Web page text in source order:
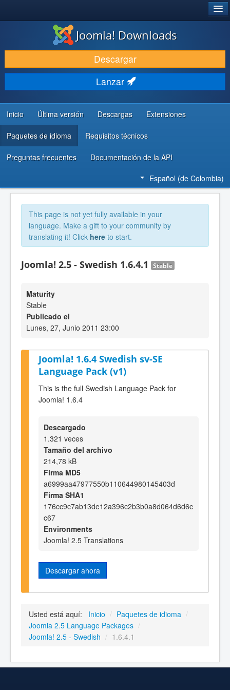
DESCARGAR
DESCUBRE Y APRENDE
COMUNIDAD Y AYUDA
RECURSOS PARA DESARROLLADORES
Joomla! Downloads
Descargar
Lanzar
Inicio Última versión Descargas Extensiones
Paquetes de idioma Requisitos técnicos
Preguntas frecuentes Documentación de la API
Español (de Colombia)
This page is not yet fully available in your
language. Make a gift to your community by
translating it! Click here to start.
Joomla! 2.5 - Swedish 1.6.4.1 Stable
Maturity
Stable
Publicado el
Lunes, 27, Junio 2011 23:00
Joomla! 1.6.4 Swedish sv-SE
Language Pack (v1)
This is the full Swedish Language Pack for
Joomla! 1.6.4
Descargado
1.321 veces
Tamaño del archivo
214,78 kB
Firma MD5
a6999aa47977550b110644980145403d
Firma SHA1
176cc9c7ab13de12a396c2b3b0a8d064d6d6c
c67
Environments
Joomla! 2.5 Translations
Descargar ahora
Usted está aquí: Inicio / Paquetes de idioma /
Joomla 2.5 Language Packages /
Joomla! 2.5 - Swedish / 1.6.4.1